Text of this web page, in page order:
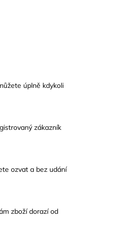
úplně kdykoli
zákazník
ozvat a bez udání
zboží dorazí od